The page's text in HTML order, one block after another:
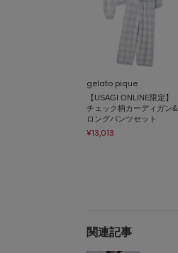
gelato pique
【USAGI ONLINE限定】
チェック柄カーディガン&
ロングパンツセット
¥13,013
関連記事